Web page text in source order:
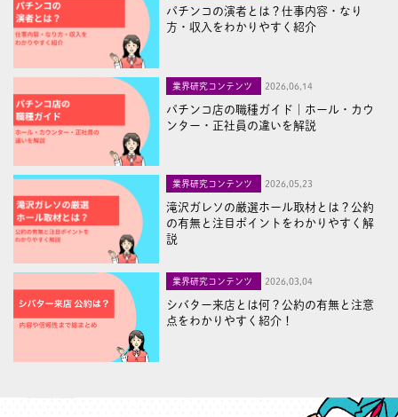
パチンコの演者とは？仕事内容・なり
方・収入をわかりやすく紹介
業界研究コンテンツ 2026,06,14
パチンコ店の職種ガイド｜ホール・カウ
ンター・正社員の違いを解説
業界研究コンテンツ 2026,05,23
滝沢ガレソの厳選ホール取材とは？公約
の有無と注目ポイントをわかりやすく解
説
業界研究コンテンツ 2026,03,04
シバター来店とは何？公約の有無と注意
点をわかりやすく紹介！